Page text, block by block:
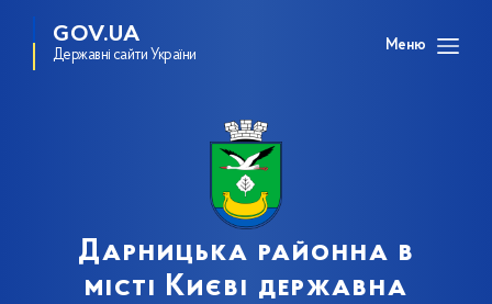
GOV.UA
Державні сайти України
Меню
Дарницька районна в
місті Києві державна